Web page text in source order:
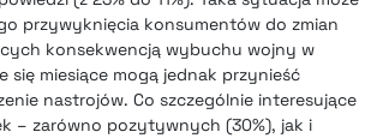
przywyknięcia konsumentów do zmian
konsekwencją wybuchu wojny w
się miesiące mogą jednak przynieść
nastrojów. Co szczególnie interesujące
– zarówno pozytywnych (30%), jak i